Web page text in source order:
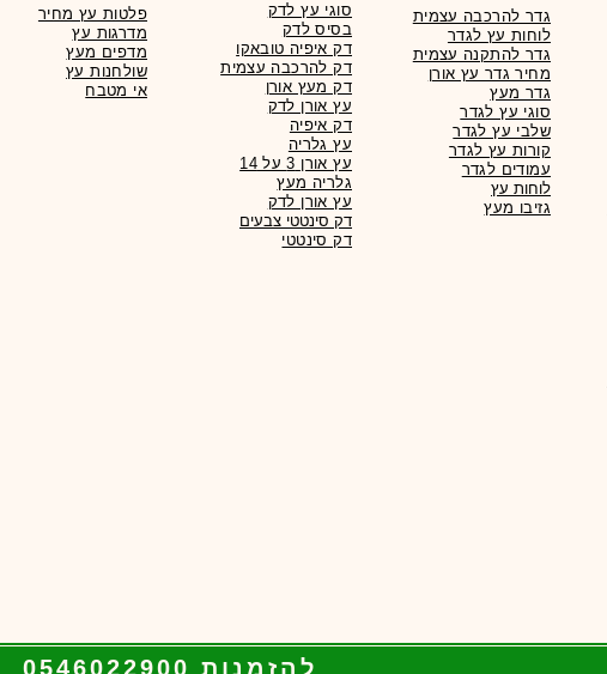
להזמנות 0546022900
פלטות עץ מחיר
מדרגות עץ
מדפים מעץ
שולחנות עץ
אי מטבח
סוגי עץ לדק
בסיס לדק
דק איפיה טובאקו
דק להרכבה עצמית
דק מעץ אורן
עץ אורן לדק
דק איפיה
עץ גלריה
עץ אורן 3 על 14
גלריה מעץ
עץ אורן לדק
דק סינטטי צבעים
גדר להרכבה עצמית
לוחות עץ לגדר
גדר להתקנה עצמית
מחיר גדר עץ אורן
גדר מעץ
סוגי עץ לגדר
שלבי עץ לגדר
קורות עץ לגדר
עמודים לגדר
לוחות עץ
גזיבו מעץ